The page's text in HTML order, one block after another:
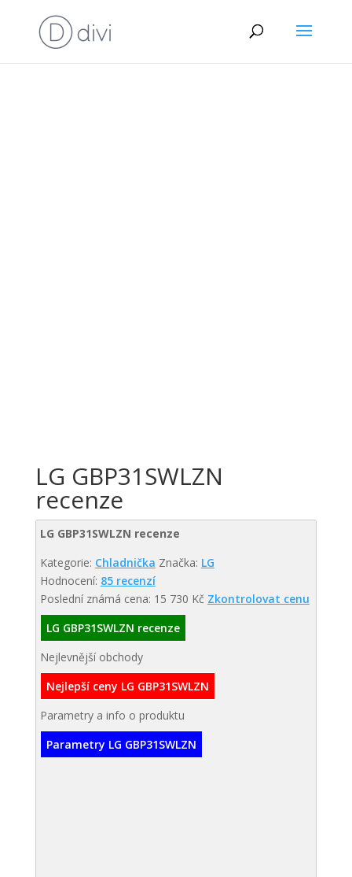
LG GBP31SWLZN
recenze
LG GBP31SWLZN recenze
Kategorie: Chladnička Značka: LG
Hodnocení: 85 recenzí
Poslední známá cena: 15 730 Kč Zkontrolovat cenu
LG GBP31SWLZN recenze
Nejlevnější obchody
Nejlepší ceny LG GBP31SWLZN
Parametry a info o produktu
Parametry LG GBP31SWLZN